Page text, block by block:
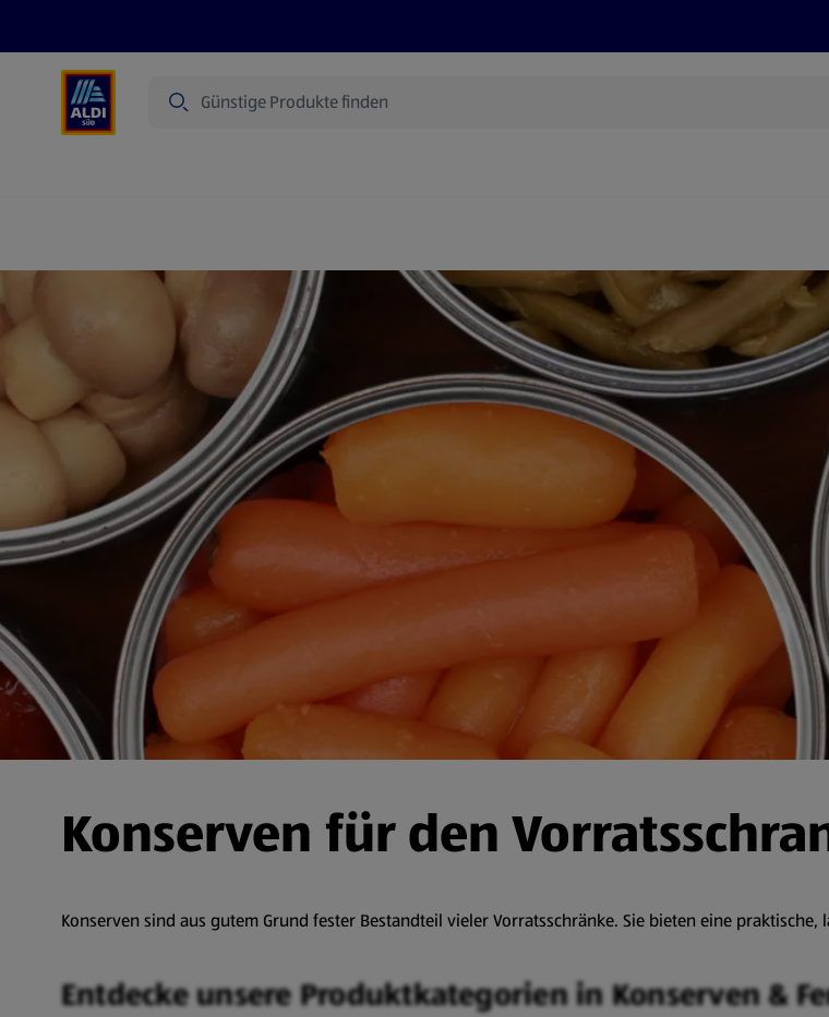
Konserven für den
Konserven sind aus gutem Grund fester Bestandteil vieler Vorratsschränke. Sie bieten eine
Entdecke unsere Produktkategorien in Konserven &